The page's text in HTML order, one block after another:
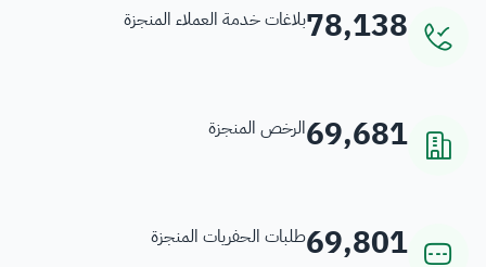
78,138بلاغات خدمة العملاء المنجزة
69,681الرخص المنجزة
69,801طلبات الحفريات المنجزة